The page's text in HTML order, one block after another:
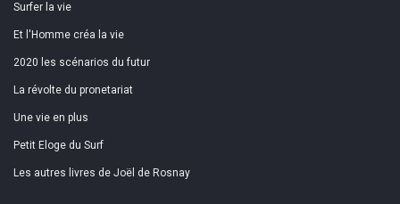
Surfer la vie
Et l'Homme créa la vie
2020 les scénarios du futur
La révolte du pronetariat
Une vie en plus
Petit Eloge du Surf
Les autres livres de Joël de Rosnay